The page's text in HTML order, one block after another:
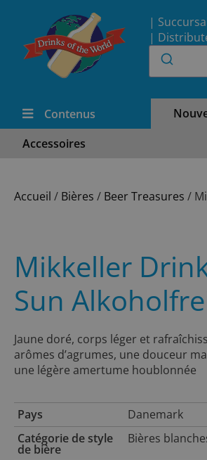
|
|
Contenus
Accessoires
Accueil / Bières / Beer Treasures /
Mikkeller
Sun
Jaune doré, corps léger et
arômes d’agrumes, une douceur
une légère amertume houblonnée
Pays
Danemark
Catégorie de style
de bière
Bières